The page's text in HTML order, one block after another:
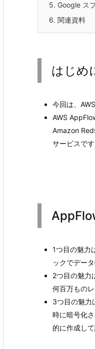
5. Google ス
6. 関連資料
はじめ
今回は、
AWS
Amazon
サービスです
1つ目の魅力
ックでデー
2つ目の魅力
何百万もの
3つ目の魅力
時に暗号化
的に作成し